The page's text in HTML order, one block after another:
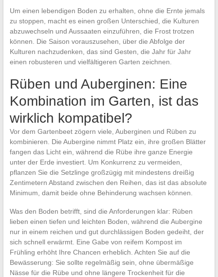
Um einen lebendigen Boden zu erhalten, ohne die Ernte jemals
zu stoppen, macht es einen großen Unterschied, die Kulturen
abzuwechseln und Aussaaten einzuführen, die Frost trotzen
können. Die Saison vorauszusehen, über die Abfolge der
Kulturen nachzudenken, das sind Gesten, die Jahr für Jahr
einen robusteren und vielfältigeren Garten zeichnen.
Rüben und Auberginen: Eine
Kombination im Garten, ist das
wirklich kompatibel?
Vor dem Gartenbeet zögern viele, Auberginen und Rüben zu
kombinieren. Die Aubergine nimmt Platz ein, ihre großen Blätter
fangen das Licht ein, während die Rübe ihre ganze Energie
unter der Erde investiert. Um Konkurrenz zu vermeiden,
pflanzen Sie die Setzlinge großzügig mit mindestens dreißig
Zentimetern Abstand zwischen den Reihen, das ist das absolute
Minimum, damit beide ohne Behinderung wachsen können.
Was den Boden betrifft, sind die Anforderungen klar: Rüben
lieben einen tiefen und leichten Boden, während die Aubergine
nur in einem reichen und gut durchlässigen Boden gedeiht, der
sich schnell erwärmt. Eine Gabe von reifem Kompost im
Frühling erhöht Ihre Chancen erheblich. Achten Sie auf die
Bewässerung: Sie sollte regelmäßig sein, ohne übermäßige
Nässe für die Rübe und ohne längere Trockenheit für die